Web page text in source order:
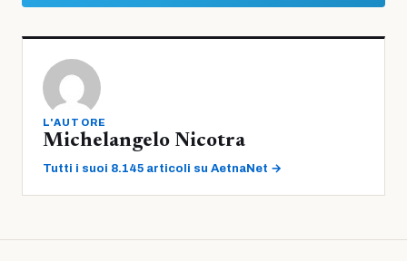
L'AUTORE
Michelangelo Nicotra
Tutti i suoi 8.145 articoli su AetnaNet →